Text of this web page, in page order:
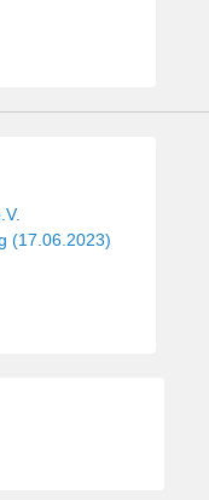
(17.06.2023)